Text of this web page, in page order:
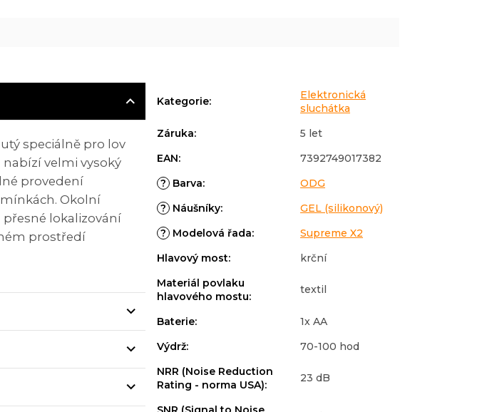
speciálně pro lov
velmi vysoký
provedení
Okolní
lokalizování
prostředí
Kategorie:
Elektronická
sluchátka
Záruka:
5 let
EAN:
7392749017382
? Barva:
ODG
? Náušníky:
GEL (silikonový)
? Modelová řada:
Supreme X2
Hlavový most:
krční
Materiál povlaku
hlavového mostu:
textil
Baterie:
1x AA
Výdrž:
70-100 hod
NRR (Noise Reduction
Rating - norma USA):
23 dB